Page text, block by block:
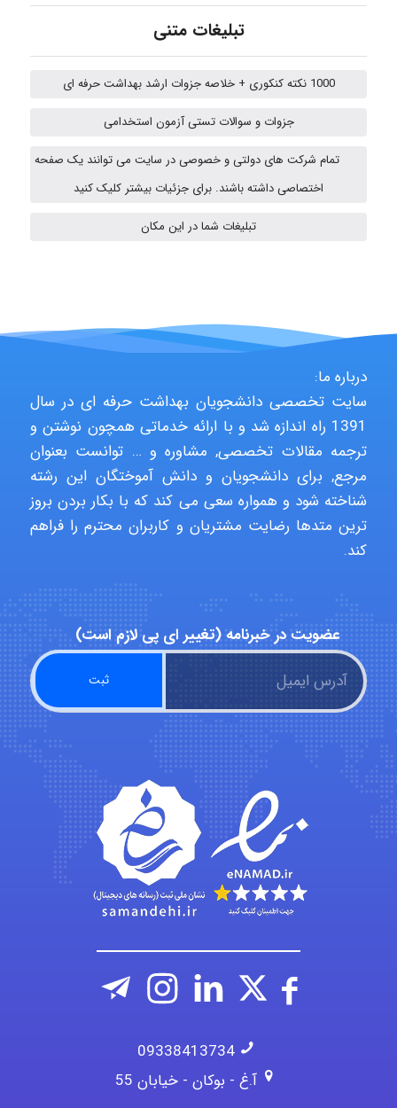
arman.m
shbnm72
Minoo1375
Sara
vali
fahimeh sheibani
HaddadiMahsa
Niloofar
تبلیغات متنی
1000 نکته کنکوری + خلاصه جزوات ارشد بهداشت حرفه ای
جزوات و سوالات تستی آزمون استخدامی
تمام شرکت های دولتی و خصوصی در سایت می توانند یک صفحه
اختصاصی داشته باشند. برای جزئیات بیشتر کلیک کنید
تبلیغات شما در این مکان
درباره ما:
سایت تخصصی دانشجویان بهداشت حرفه ای در سال
1391 راه اندازه شد و با ارائه خدماتی همچون نوشتن و
ترجمه مقالات تخصصی, مشاوره و … توانست بعنوان
مرجع, برای دانشجویان و دانش آموختگان این رشته
شناخته شود و همواره سعی می کند که با بکار بردن بروز
ترین متدها رضایت مشتریان و کاربران محترم را فراهم
کند.
عضویت در خبرنامه (تغییر ای پی لازم است)
09338413734
آ.غ - بوکان - خیابان 55